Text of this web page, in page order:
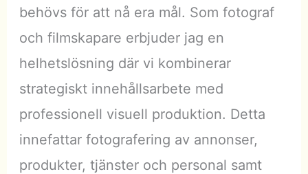
behövs för att nå era mål. Som fotograf
och filmskapare erbjuder jag en
helhetslösning där vi kombinerar
strategiskt innehållsarbete med
professionell visuell produktion. Detta
innefattar fotografering av annonser,
produkter, tjänster och personal samt